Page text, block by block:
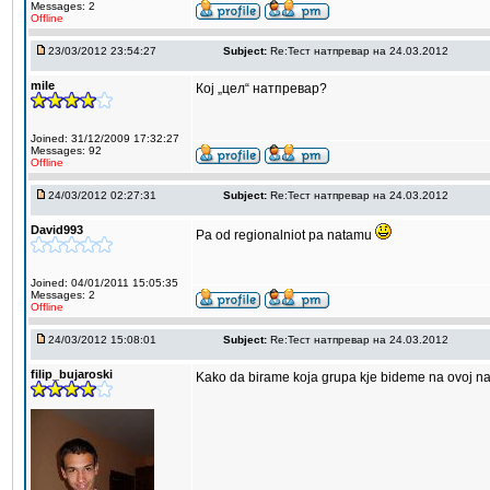
Messages: 2
Offline
23/03/2012 23:54:27 Subject: Re:Тест натпревар на 24.03.2012
mile
Joined: 31/12/2009 17:32:27
Messages: 92
Offline
Кој „цел“ натпревар?
24/03/2012 02:27:31 Subject: Re:Тест натпревар на 24.03.2012
David993
Joined: 04/01/2011 15:05:35
Messages: 2
Offline
Pa od regionalniot pa natamu
24/03/2012 15:08:01 Subject: Re:Тест натпревар на 24.03.2012
filip_bujaroski Kako da birame koja grupa kje bideme na ovoj